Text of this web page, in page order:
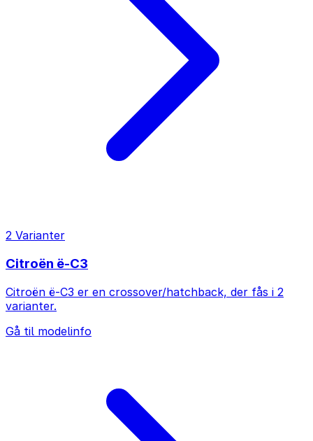
2 Varianter
Citroën ë-C3
Citroën ë-C3 er en crossover/hatchback, der fås i 2
varianter.
Gå til modelinfo